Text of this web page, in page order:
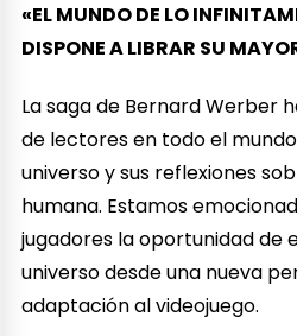
«EL MUNDO DE LO
DISPONE A LIBRAR SU
La saga de Bernard Werber
de lectores en todo el
universo y sus reflexiones
humana. Estamos
jugadores la oportunidad de
universo desde una nueva
adaptación al videojuego.